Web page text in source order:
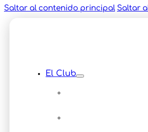
Saltar al contenido principal Saltar
El Club